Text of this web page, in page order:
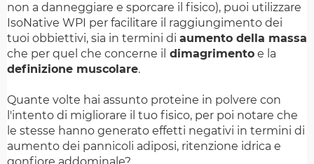
non a danneggiare e sporcare il fisico), puoi utilizzare
IsoNative WPI per facilitare il raggiungimento dei
tuoi obbiettivi, sia in termini di aumento della massa
che per quel che concerne il dimagrimento e la
definizione muscolare.
Quante volte hai assunto proteine in polvere con
l'intento di migliorare il tuo fisico, per poi notare che
le stesse hanno generato effetti negativi in termini di
aumento dei pannicoli adiposi, ritenzione idrica e